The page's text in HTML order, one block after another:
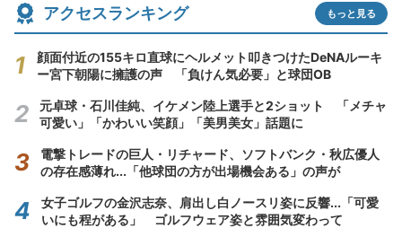
アクセスランキング もっと見る
顔面付近の155キロ直球にヘルメット叩きつけたDeNAルーキ
ー宮下朝陽に擁護の声 「負けん気必要」と球団OB
元卓球・石川佳純、イケメン陸上選手と2ショット 「メチャ
可愛い」「かわいい笑顔」「美男美女」話題に
電撃トレードの巨人・リチャード、ソフトバンク・秋広優人
の存在感薄れ...「他球団の方が出場機会ある」の声が
女子ゴルフの金沢志奈、肩出し白ノースリ姿に反響...「可愛
いにも程がある」 ゴルフウェア姿と雰囲気変わって